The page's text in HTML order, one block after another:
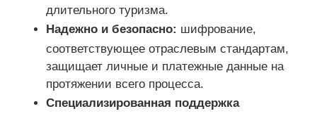
длительного туризма.
Надежно и безопасно: шифрование,
соответствующее отраслевым стандартам,
защищает личные и платежные данные на
протяжении всего процесса.
Специализированная поддержка